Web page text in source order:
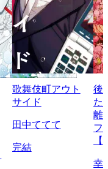
歌舞伎町アウト
サイド
田中ててて
完結
後
た
離
フ
幸